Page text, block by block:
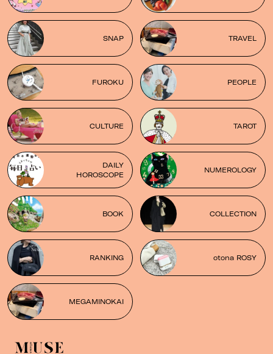
SNAP TRAVEL
FUROKU PEOPLE
CULTURE TAROT
DAILY
HOROSCOPE
NUMEROLOGY
BOOK COLLECTION
RANKING otona ROSY
MEGAMINOKAI